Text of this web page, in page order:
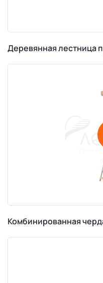
Деревянная лестница
Комбинированная